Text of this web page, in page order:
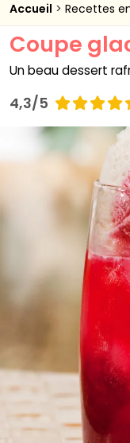
Accueil Recettes
Coupe
Un beau dessert
4,3/5